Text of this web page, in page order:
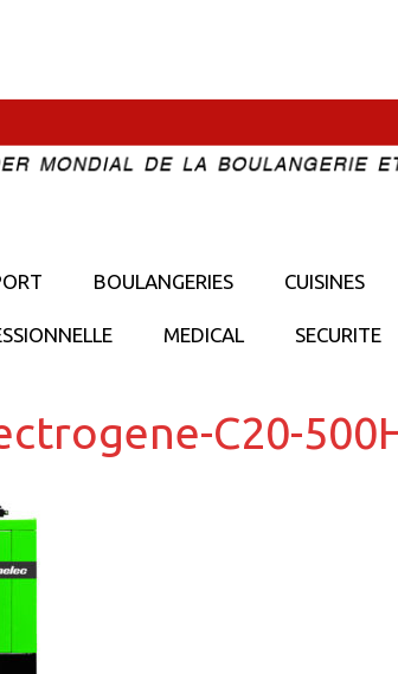
BOULANGERIES CUISINES
MEDICAL SECURITE
C20-